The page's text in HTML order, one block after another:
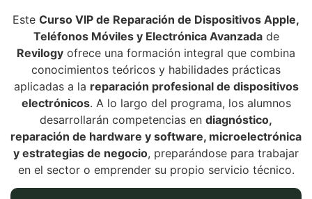
Este Curso VIP de Reparación de Dispositivos Apple,
Teléfonos Móviles y Electrónica Avanzadade
Revilogy ofrece una formación integral que combina
conocimientos teóricos y habilidades prácticas
aplicadas a la reparación profesional de dispositivos
electrónicos. A lo largo del programa, los alumnos
desarrollarán competencias en diagnóstico,
reparación de hardware y software, microelectrónica
y estrategias de negocio, preparándose para trabajar
en el sector o emprender su propio servicio técnico.